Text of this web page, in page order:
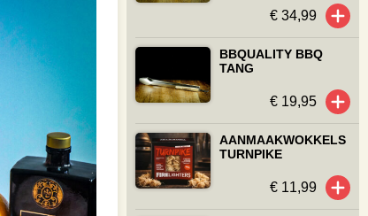
€ 34,99
BBQUALITY BBQ
TANG
€ 19,95
AANMAAKWOKKELS
TURNPIKE
€ 11,99